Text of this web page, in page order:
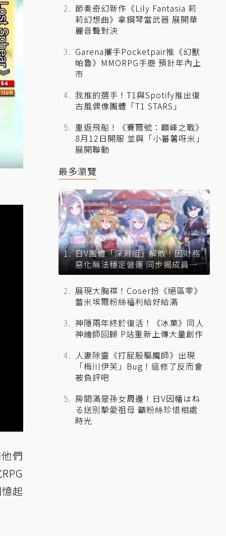
們
起
節奏奇幻新作《Lily Fantasia 莉
莉幻想曲》拿鋼琴當武器 展開華
麗音聲對決
Garena攜手Pocketpair推《幻獸
帕魯》MMORPG手遊 預計年內上
市
我推的選手！T1與Spotify推出復
古風偶像團體「T1 STARS」
重返飛船！《賽爾號：巔峰之戰》
8月12日開服 並與「小蕃薯呀米」
展開聯動
最多瀏覽
日V團體「深淵組」解散！因財務
惡化無法穩定營運 同步揭成員未
來去向
展現大胸襟！Coser扮《絕區零》
蕾米埃爾粉絲福利給好給滿
神隱兩年終於復活！《冰菓》同人
神繪師回歸 P站重新上傳大量創作
人妻除靈《打屁股驅魔師》出現
「梅川伊芙」Bug！這修了反而會
被負評吧
房間滿是孫女周邊！日V因幡はね
る送別摯愛祖母 籲粉絲珍惜相處
時光